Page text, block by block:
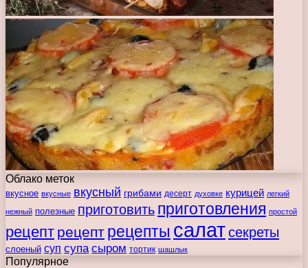
Облако меток
вкусное вкусные вкусный грибами десерт духовке курицей легкий
нежный полезные приготовить приготовления простой
рецепт рецепт рецепты салатсекреты
слоеный суп супа сыром тортик шашлык
Популярное